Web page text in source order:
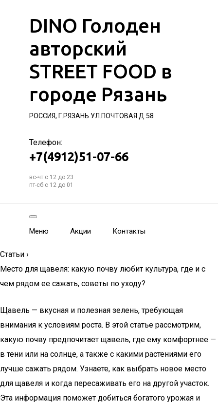
DINO Голоден
авторский
STREET FOOD в
городе Рязань
РОССИЯ, Г.РЯЗАНЬ УЛ.ПОЧТОВАЯ Д.58
Телефон:
+7(4912)51-07-66
вс-чт с 12 до 23
пт-сб с 12 до 01
Меню Акции Контакты
Статьи ›
Место для щавеля: какую почву любит культура, где и с
чем рядом ее сажать, советы по уходу?
Щавель — вкусная и полезная зелень, требующая
внимания к условиям роста. В этой статье рассмотрим,
какую почву предпочитает щавель, где ему комфортнее —
в тени или на солнце, а также с какими растениями его
лучше сажать рядом. Узнаете, как выбрать новое место
для щавеля и когда пересаживать его на другой участок.
Эта информация поможет добиться богатого урожая и